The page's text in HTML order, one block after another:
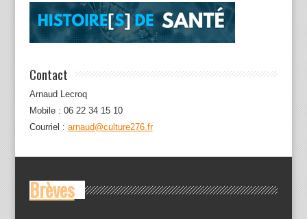
Contact
Arnaud Lecroq
Mobile : 06 22 34 15 10
Courriel : arnaud@culture276.fr
Brèves